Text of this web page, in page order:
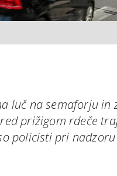
luč na semaforju in
prižigom rdeče
policisti pri